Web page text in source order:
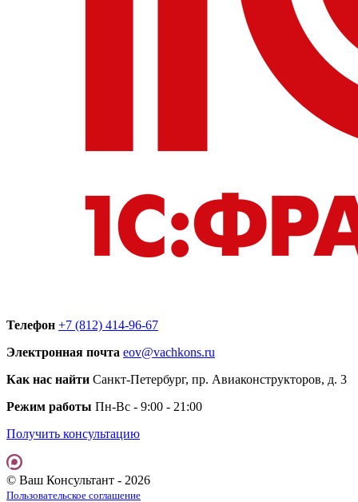
Телефон +7 (812) 414-96-67
Электронная почта eov@vachkons.ru
Как нас найти Санкт-Петербург, пр. Авиаконструкторов, д. 3
Режим работы Пн-Вс - 9:00 - 21:00
Получить консультацию
© Ваш Консультант - 2026
Пользовательское соглашение